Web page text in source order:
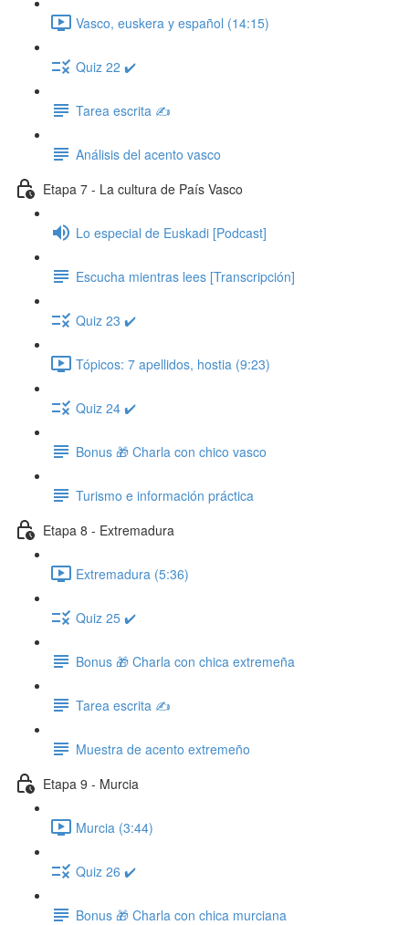
Vasco, euskera y español (14:15)
Quiz 22 ✔️
Tarea escrita ✍️
Análisis del acento vasco
Etapa 7 - La cultura de País Vasco
Lo especial de Euskadi [Podcast]
Escucha mientras lees [Transcripción]
Quiz 23 ✔️
Tópicos: 7 apellidos, hostia (9:23)
Quiz 24 ✔️
Bonus 🎁 Charla con chico vasco
Turismo e información práctica
Etapa 8 - Extremadura
Extremadura (5:36)
Quiz 25 ✔️
Bonus 🎁 Charla con chica extremeña
Tarea escrita ✍️
Muestra de acento extremeño
Etapa 9 - Murcia
Murcia (3:44)
Quiz 26 ✔️
Bonus 🎁 Charla con chica murciana